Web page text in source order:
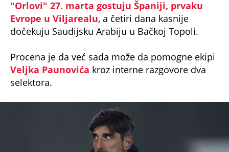
Evrope u Viljarealu, a četiri dana kasnije
dočekuju Saudijsku Arabiju u Bačkoj Topoli.
Veljka Paunovićakroz interne razgovore dva
selektora.